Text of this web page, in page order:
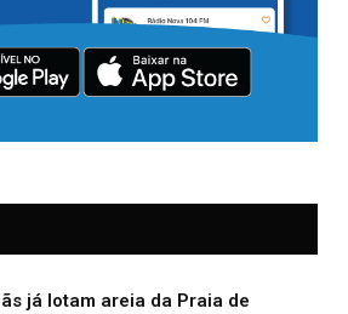
já lotam areia da Praia de